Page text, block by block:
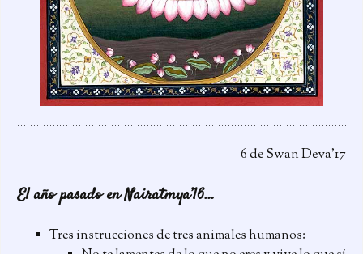
6 de Swan Deva’17
El año pasado en Nairatmya’16…
Tres instrucciones de tres animales humanos: